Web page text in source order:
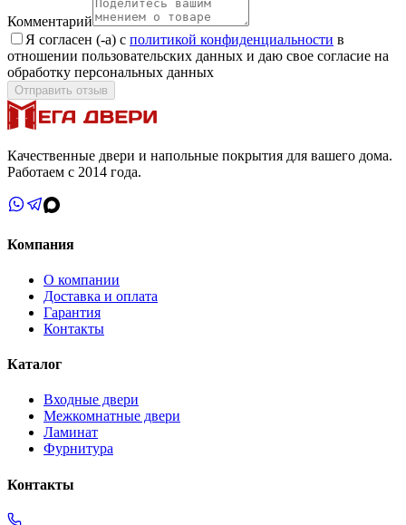
Комментарий
Я согласен (-а) с политикой конфиденциальности в
отношении пользовательских данных и даю свое согласие на
обработку персональных данных
Отправить отзыв
Качественные двери и напольные покрытия для вашего дома.
Работаем с 2014 года.
Компания
О компании
Доставка и оплата
Гарантия
Контакты
Каталог
Входные двери
Межкомнатные двери
Ламинат
Фурнитура
Контакты